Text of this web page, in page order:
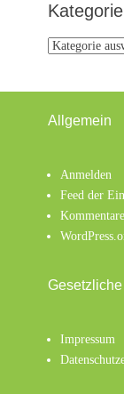
Kategorien
Allgemein
Anmelden
Feed der
Impressum